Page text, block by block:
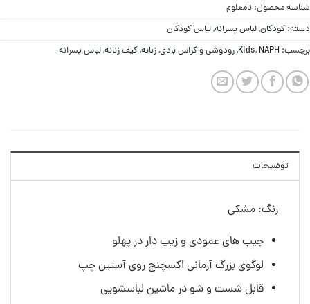
شناسه محصول: نامعلوم
دسته: کودکان,لباس پسرانه,لباس کودکان
برچسب:
Kids, NAPH
,رودوشی و کراس بادی,زنانه,کیف زنانه,لباس پسرانه
توضیحات
رنگ: مشکی
جیب های عمودی و زیپ دار در پهلو
لوگوی بزرگ آرمانی اکسچنج روی آستین چپ
قابل شست و شو در ماشین لباسشویی